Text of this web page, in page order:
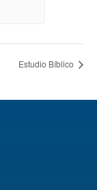
Estudio Bíblico